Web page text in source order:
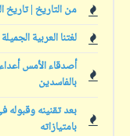
من التاريخ |
لغتنا العربية الجميلة
أصدقاء الأمس
بالفاسدين
بعد تقنينه
بامتيازاته